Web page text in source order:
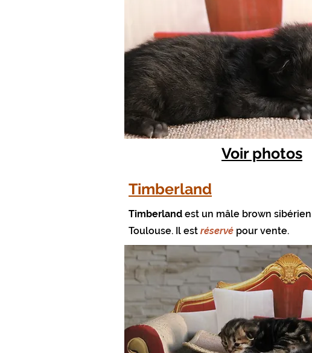
Timberland
Timberland est un mâle brown
Toulouse. Il est réservé pour vente.
Voir photos